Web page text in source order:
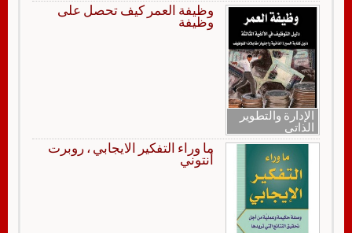
الإدارة والتطوير
الذاتي
وظيفة العمر كيف تحصل على
وظيفة
ما وراء التفكير الايجابي ، روبرت
أنتوني